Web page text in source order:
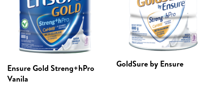
Ensure Gold Streng+hPro
Vanila
GoldSure by Ensure